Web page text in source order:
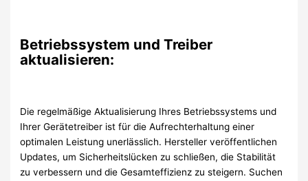
Betriebssystem und Treiber
aktualisieren:
Die regelmäßige Aktualisierung Ihres Betriebssystems und
Ihrer Gerätetreiber ist für die Aufrechterhaltung einer
optimalen Leistung unerlässlich. Hersteller veröffentlichen
Updates, um Sicherheitslücken zu schließen, die Stabilität
zu verbessern und die Gesamteffizienz zu steigern. Suchen